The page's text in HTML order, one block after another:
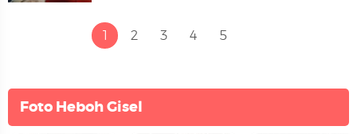
1 2 3 4 5
Foto Heboh Gisel